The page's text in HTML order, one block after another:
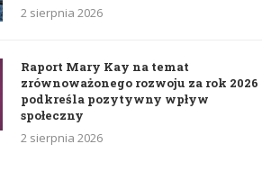
2 sierpnia 2026
Raport Mary Kay na temat
zrównoważonego rozwoju za rok 2026
podkreśla pozytywny wpływ
społeczny
2 sierpnia 2026